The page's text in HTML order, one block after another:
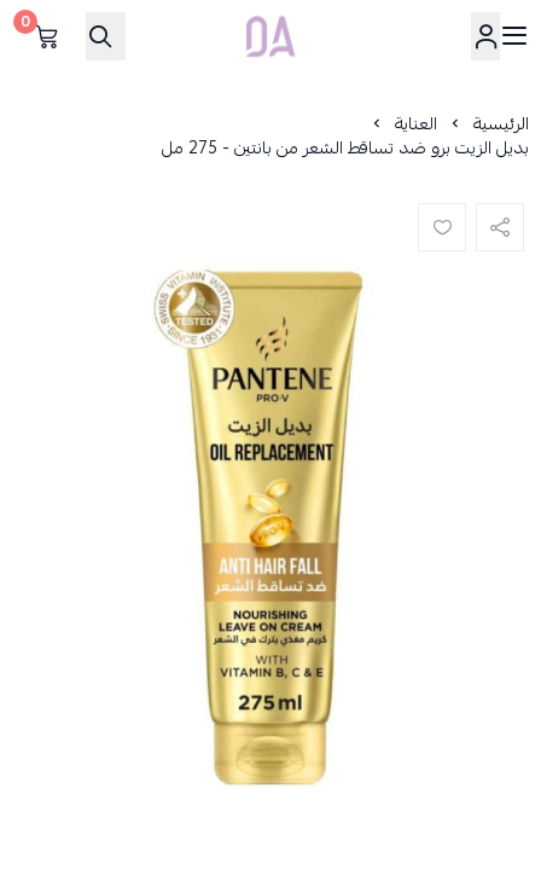
Dar Alamirat
0
الرئيسية العناية
بديل الزيت برو ضد تساقط الشعر من بانتين - 275 مل